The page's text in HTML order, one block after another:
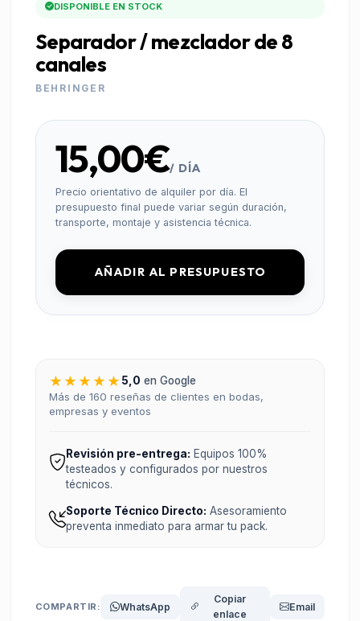
DISPONIBLE EN STOCK
Separador / mezclador de 8
canales
BEHRINGER
15,00€/ DÍA
Precio orientativo de alquiler por día. El
presupuesto final puede variar según duración,
transporte, montaje y asistencia técnica.
AÑADIR AL PRESUPUESTO
★★★★★ 5,0 en Google
Más de 160 reseñas de clientes en bodas,
empresas y eventos
Revisión pre-entrega: Equipos 100%
testeados y configurados por nuestros
técnicos.
Soporte Técnico Directo: Asesoramiento
preventa inmediato para armar tu pack.
COMPARTIR: WhatsApp
Copiar
enlace
Email